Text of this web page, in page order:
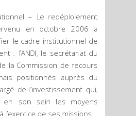
– Le redéploiement
en octobre 2006 a
le cadre institutionnel de
: l’ANDI, le secrétariat du
la Commission de recours
positionnés auprès du
de l’investissement qui,
en son sein les moyens
l’exercice de ses missions.